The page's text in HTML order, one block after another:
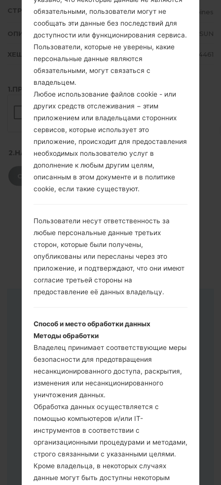
СТРАНА Philippines
ОПИСАНИЕ Globe, ABS-CBN, Smart, SUN
ХЕШ 5cc6c9bdbca3eb6a4c2b5a8c60564461
1.ПРОВЕРИТЬ НАЛИЧИЕ RECAPTCHA
2.НАЖМИТЕ, ЧТОБЫ СКАЧАТЬ
СКАЧАТЬ
Скачайте на свой ПК:Odin 3.
Далее загрузите и распакуйте файл
обязательными, пользователи могут не
сообщать эти данные без последствий для
доступности или функционирования сервиса.
Пользователи, которые не уверены, какие
персональные данные являются
обязательными, могут связаться с
владельцем.
Любое использование файлов cookie - или
других средств отслеживания − этим
приложением или владельцами сторонних
сервисов, которые использует это
приложение, происходит для предоставления
необходимых пользователю услуг в
дополнение к любым другим целям,
описанным в этом документе и в политике
cookie, если такие существуют.
Пользователи несут ответственность за
любые персональные данные третьих
сторон, которые были получены,
опубликованы или пересланы через это
приложение, и подтверждают, что они имеют
согласие третьей стороны на
предоставление её данных владельцу.
Способ и место обработки данных
Методы обработки
Владелец принимает соответствующие меры
безопасности для предотвращения
несанкционированного доступа, раскрытия,
изменения или несанкционированного
уничтожения данных.
Обработка данных осуществляется с
помощью компьютеров и/или IT-
инструментов в соответствии с
организационными процедурами и методами,
строго связанными с указанными целями.
Кроме владельца, в некоторых случаях
данные могут быть доступны некоторым